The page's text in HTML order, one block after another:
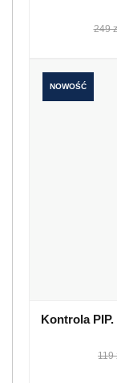
249
NOWOŚĆ
Kontrola
119